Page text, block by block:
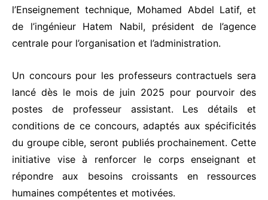
l’Enseignement technique, Mohamed Abdel Latif, et
de l’ingénieur Hatem Nabil, président de l’agence
centrale pour l’organisation et l’administration.
Un concours pour les professeurs contractuels sera
lancé dès le mois de juin 2025 pour pourvoir des
postes de professeur assistant. Les détails et
conditions de ce concours, adaptés aux spécificités
du groupe cible, seront publiés prochainement. Cette
initiative vise à renforcer le corps enseignant et
répondre aux besoins croissants en ressources
humaines compétentes et motivées.